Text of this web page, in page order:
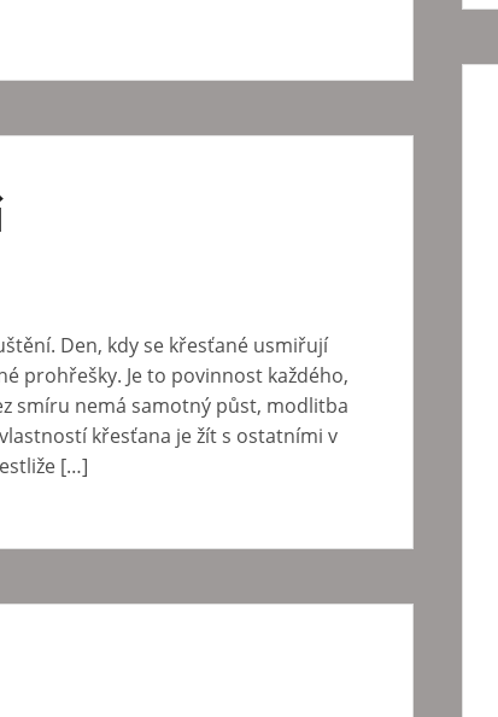
Den, kdy se křesťané usmiřují
prohřešky. Je to povinnost každého,
smíru nemá samotný půst, modlitba
křesťana je žít s ostatními v
[…]